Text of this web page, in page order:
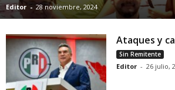
Editor - 28 noviembre, 2024
Ataques y
Sin Remitente
Editor - 26 julio,